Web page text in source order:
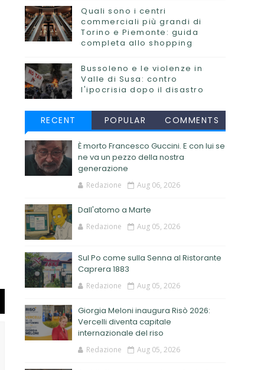
Quali sono i centri
commerciali più grandi di
Torino e Piemonte: guida
completa allo shopping
Bussoleno e le violenze in
Valle di Susa: contro
l'ipocrisia dopo il disastro
RECENT POPULAR COMMENTS
È morto Francesco Guccini. E con lui se
ne va un pezzo della nostra
generazione
Redazione Aug 06, 2026
Dall'atomo a Marte
Redazione Aug 05, 2026
Sul Po come sulla Senna al Ristorante
Caprera 1883
Redazione Aug 05, 2026
Giorgia Meloni inaugura Risò 2026:
Vercelli diventa capitale
internazionale del riso
Redazione Aug 05, 2026